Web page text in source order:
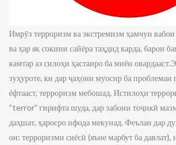
Имрӯз терроризм ва экстремизм ҳамчун вабои аср ба амнияти ҷаҳон ва ҳар як сокини сайёра таҳдид карда, барои башарият хатари на камтар аз силоҳи ҳастаиро ба миён овардааст.Эмомалӣ РаҳмонЯке аз зуҳуроте, ки дар ҷаҳони муосир ба проблемаи глобалӣ табдил ёфтааст, терроризм мебошад. Истилоҳи терроризм аз вожаи лотинии “terror” гирифта шуда, дар забони тоҷикӣ мазмунан маънои тарс, даҳшат, ҳаросро ифода мекунад. Феълан дар дунё якчанд намудҳои он: терроризми сиёсӣ (яъне марбут ба давлат), идеологӣ (динӣ), маҳалгароӣ, иттилоотӣ, фарҳангӣ-гуногунандешӣ арзи вуҷуд доранд.Раванди ҳодисоти чанд даҳсолаи охир собит намудааст, ки аксар ҳодисаҳои марбут ба терроризм ё ба истилоҳ, даҳшатафканиро таҳиягарони гурӯҳҳои ифротӣ кӯшиш менамоянд дар миёни ҷавонон татбиқ намуда, аз неруи бузурги онҳо ҳадафмандона суиистифода намоянд.Ҳамагон шоҳидем, ки дар ҷаҳони пуртазод баҳсу талошҳои идеологӣ марҳила ба марҳила вусъат меёбанд. Аз ин рӯ, ҳар як миллату давлатро мебояд нисбат ба ҳифзи манфиатҳои миллии худ талош варзад. Дар ин замина, Тоҷикистон низ барои пойдории фарҳанг ва ҳифзи арзишҳои миллӣ саъй менамояд.Ҷумҳурии Тоҷикистон, ки давлати соҳибихтиёр, демократӣ, ҳуқуқбунёд, дунявӣ ва ягона мебошад, барои ҳар инсон шароити зиндагии мусоиду арзандаро фароҳам овардааст. Ин матлаб дар оғози матни Конститутсияи кишвар дарҷ гардида, асоси идеологияи давлати моро ташкил медиҳад ва яке аз бахшҳои муқаддасоти миллии мо маҳсуб меёбад.Мавриди зикр аст, ки кулли арзишҳои моддӣ ва маънавии мо дар асоси ин матн бояд ташаккул ёфта, манфиатҳои он ба таври қатъӣ аз тарафи шаҳрвандон, ҳизбҳо ва гурӯҳҳои иҷтимоӣ ба инобат гирифта шаванд.Дар асри XXI терроризм ва экстремизм (даҳшатафканиву ифротгароӣ) ҳамчун балои муаллақ болои сари инсоният қарор гирифта, ба мушкилоти глобалии ҷаҳони муосир табдил ёфтаанд. Мутаассифона, тайи солҳои охир зуҳури гурӯҳҳо ва ҳизбу ҳаракатҳои террористиву экстремистӣ ҷомеаи ҷаҳониро хеле ба ташвиш овардааст. Ин гуна ҳизбу ҳаракатҳои гумроҳ аз надоштани ҷаҳонбинии илмӣ ва динӣ, нодуруст истифода намудани шабакаҳои иттилоотӣ (интернет), нодида гирифтани самараи истиқлолият, сулҳу субот ва оромӣ дар мамлакат, бепарвоӣ ва бетарафии бархе аз аъзои ҷомеа, алалхусус ҷавонон, истифода намуда, дар байни онҳо тарғиботу ташвиқот анҷом дода, мехоҳанд, ки мақсадҳои ғаразноки худро амалӣ созанд.Надоштани саводи кофӣ ҳамеша дар пайи худ ҷаҳолату бозмондагӣ ва рӯ овардан ба хурофотро ба бор оварда, сабабгори зуҳур намудани экстремизм ва терроризм мегарданд. Чунин масъалаҳоро ташкилот ва ҳизбу ҳаракатҳои экстремистӣ ба хубӣ дарк намуда, онро барои расидан ба мақсадҳои ғаразноки гурӯҳҳои худ қайҳо боз истифода мебаранд. Мисоли равшани онро метавонем дар ҳодисаҳои кишварҳои Ховари миёна, Шарқи Наздик ва Аврупои Шарқӣ мушоҳида намоем.Дар чунин вазъият, масъулияти азими таърихӣ ва рисолати шаҳрвандии мо аз он иборат аст, ки якпорчагӣ ва истиқлолияти комили Тоҷикистони азизамонро аз чунин паёмадҳои манфӣ эмин нигоҳ дорем. Зеро вазъи ҷаҳони муосир ниҳоят мураккаб буда, вай ба ҷаҳони таблиғ ва паҳн намудани ғояҳои тундгароӣ, густариши хатарҳои экстремизму терроризм, ҷиноятҳои муташаккили трансмиллӣ, коҳиши ахлоқиву маънавии ҷомеа ва зуҳуроти дигари номатлуб табдил ёфтааст.Ҳамчунин, бо мақсади пешгирии фаъолияти террористиву экстремистӣ мо — устодон ва донишҷӯёнро зарур аст, ки дар мубориза бар зидди ин зуҳурот аз тамоми имкониятҳои мавҷуда, аз ҷумла, тарбия намудани ҷомеаи солим, эҳтиром гузоштан ба муқаддасоти миллӣ ва худшиносии миллӣ самаранок истифода намуда, дар баробари мақомоти ҳокимияти давлатӣ ва мақомоти ҳифзи ҳуқуқ нақши босазои худро гузорем.Террор кардан ин ҷомеаро ба ҳолати тарсу даҳшат ва ноумедӣ афкандан аст. Мубориза бар зидди терроризму экстремизм ва дигар таҳдидҳои замони муосир яке аз самтҳои муҳими фаъолияти Ҳукумати Ҷумҳурии Тоҷикистон ва сиёсати дохиливу хориҷии он мебошад. Дар ҷаҳони муосир Тоҷикистон дар сафи пеши мубориза бо терроризму ифротгароӣ қарор дошта, бо сиёсати устувори худ дар таъмини суботу амнияти минтақавӣ ва байналмилалӣ саҳми ҷиддӣ мегузорад.Санаи 1 июни соли 2021 Асосгузори сулҳу ваҳдати миллӣ — Пешвои миллат, Президенти Ҷумҳурии Тоҷикистон муҳтарам Эмомалӣ Раҳмон «Стратегияи муқовимат ба экстремизм ва терроризм дар Ҷумҳурии Тоҷикистон барои солҳои 2021-2025» ва Нақшаи амал оид ба амалисозии онро бо фармони хеш таҳти №187 тасдиқ намуданд.Стратегияи мазкур самтҳои асосии сиёсати давлатии Ҷумҳурии Тоҷикистонро дар самти муқовимат бо экстремизм ва терроризм муайян намуда, вазифаҳои мақомоти давлатиро ҷиҳати аз байн бурдани омилҳои ба экстремизм ва терроризм мусоидаткунанда мушаххас месозад ва яке аз қадамҳои устувори мамлакати мо дар самти пешгирии ин зуҳурот мебошад.Имрӯз бархе аз ҷавонон, ки саводи динии хуб надоранд, ҷиҳодро нодуруст фаҳмида, мазмуни онро дар тарконидану нобуд кардани худ мебинанд. Барои пешгирӣ намудани ҷавонон аз гароиш ба ҳар гуна ҳизбу ҳаракатҳои тундрав, моро зарур аст, ки дар тамоми муассисаҳои таълимӣ корҳои фаҳмондадиҳиро пурзӯр намоем. Танҳо тавассути корҳои фаҳмондадиҳӣ ва вохӯриву мулоқотҳо аз як гиребон сар бароварда, тамоми қишру табақаи ҷомеа бахусус, аҳли маориф ва ходимони дин садди роҳи ин вабои аср шуда метавонанд.Иқдомҳои созандаи Роҳбарияти олии Тоҷикистон ҷиҳати таъмини шаҳрвандон бо ҷойи кор, рушди бемайлони соҳаҳои маорифу тандурустӣ, риояи ҳуқуқи шаҳрвандон, бахусус озодиҳои эътиқодии мардум сутуданист.Тавре Пешвои муаззами миллат муҳтарам Эмомалӣ Раҳмон борҳо таъкид кардаанд, терроризм ба ягон дин, мазҳаб ё миллат хос нест. Барои он ки дини мубини ислом минбаъд ҳамчун манбаи зӯроварию фишор қаламдод карда нашавад, мо бояд ба ҷаҳолат маърифатро муқобил гузорем ва ба ҷойи муқовимати тамаддунҳо гуфтугӯи тамаддунҳоро ба роҳ монем. То замоне, ки инсоният ба ҳамкорӣ ва гуфтугӯи судманд муваффақ нагардад, хатари терроризм ва ифротгароӣ боқӣ мемонад.Имрӯз Тоҷикистон аз воқеаҳои ҷаҳони ислом бетараф буда наметавонад, зеро даргириҳои Шарқи Наздак ва Ховари Миёна ба ватани мо низ таҳдид дорад. Душманони миллати тоҷик мисли каждумҳои таги бӯрё бо ҳар роҳу восита мехоҳанд фазои ороми кишвари моро халалдор созанд Аз хориҷа истода, тақдири тоҷиконро ҳал намоянд, тариқи телевизионҳои маҳворавӣ ва шабакаҳои интернетӣ ба халқи азизи мо таҳдид мекунанд, сиёсати пешгирифтаи Ҳукуматро, ки баҳри таъмини сулҳу субот ва тараққиёт равона шудааст, мавриди интиқод қарор медиҳанд ва мехоҳанд, ки ҷавонони ноогоҳро фиреб диҳанд ва онҳоро ба муқобили ватану миллати худ барангезанд.Ҳамаи ин воқеияту рӯйдодҳо ҳақиқатеро таъкид менамоянд, ки мушкилоти аср ва таҳдидҳои нав ба тамаддуни башарӣ мунтазам афзоиш ёфта, амнияти давлатҳои хурду бузурги олам ва ҳатто тақдири тамоми аҳли башарро ба хатари ҷиддӣ рӯ ба рӯ сохтаанд. Ин ҳодисаҳо бори дигар собит намуданд, ки терроризм ва экстремизм як таҳдиде ба